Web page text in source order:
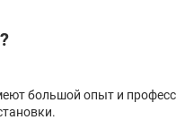
большой опыт и